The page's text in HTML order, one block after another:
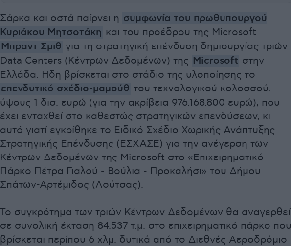
Σάρκα και οστά παίρνει η συμφωνία του πρωθυπουργού
Κυριάκου Μητσοτάκη και του προέδρου της Microsoft
Μπραντ Σμιθ για τη στρατηγική επένδυση δημιουργίας τριών
Data Centers (Κέντρων Δεδομένων) της Microsoft στην
Ελλάδα. Ηδη βρίσκεται στο στάδιο της υλοποίησης το
επενδυτικό σχέδιο-μαμούθ του τεχνολογικού κολοσσού,
ύψους 1 δισ. ευρώ (για την ακρίβεια 976.168.800 ευρώ), που
έχει ενταχθεί στο καθεστώς στρατηγικών επενδύσεων, κι
αυτό γιατί εγκρίθηκε το Ειδικό Σχέδιο Χωρικής Ανάπτυξης
Στρατηγικής Επένδυσης (ΕΣΧΑΣΕ) για την ανέγερση των
Κέντρων Δεδομένων της Microsoft στο «Επιχειρηματικό
Πάρκο Πέτρα Γιαλού - Βούλια - Προκαλήσι» του Δήμου
Σπάτων-Αρτέμιδος (Λούτσας).
Το συγκρότημα των τριών Κέντρων Δεδομένων θα αναγερθεί
σε συνολική έκταση 84.537 τ.μ. στο επιχειρηματικό πάρκο που
βρίσκεται περίπου 6 χλμ. δυτικά από το Διεθνές Αεροδρόμιο